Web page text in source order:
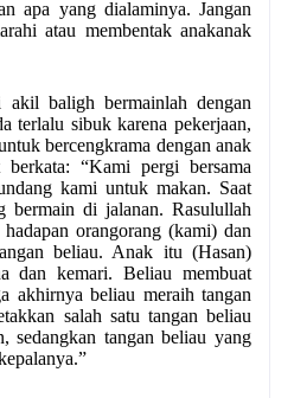
apa yang dialaminya. Jangan
atau membentak anak­anak
baligh bermainlah dengan
terlalu sibuk karena pekerjaan,
bercengkrama dengan anak
berkata: “Kami pergi bersama
kami untuk makan. Saat
bermain di jalanan. Rasulullah
orang­orang (kami) dan
beliau. Anak itu (Hasan)
dan kemari. Beliau membuat
akhirnya beliau meraih tangan
salah satu tangan beliau
sedangkan tangan beliau yang